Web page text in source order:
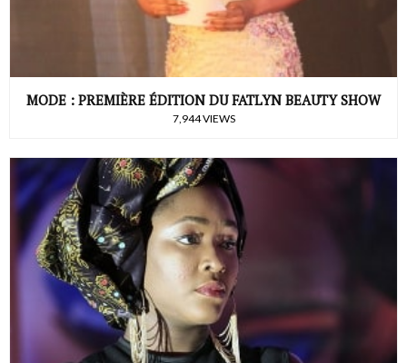
MODE : PREMIÈRE ÉDITION DU FATLYN BEAUTY SHOW
7,944 VIEWS